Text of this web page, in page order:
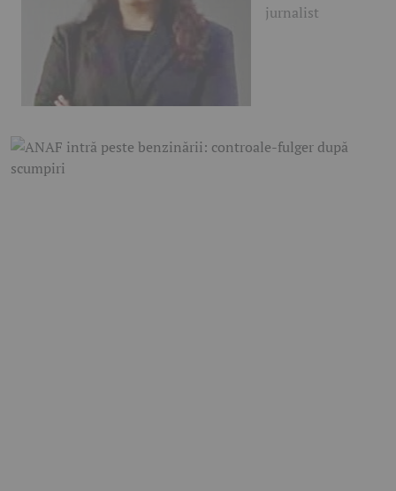
jurnalist